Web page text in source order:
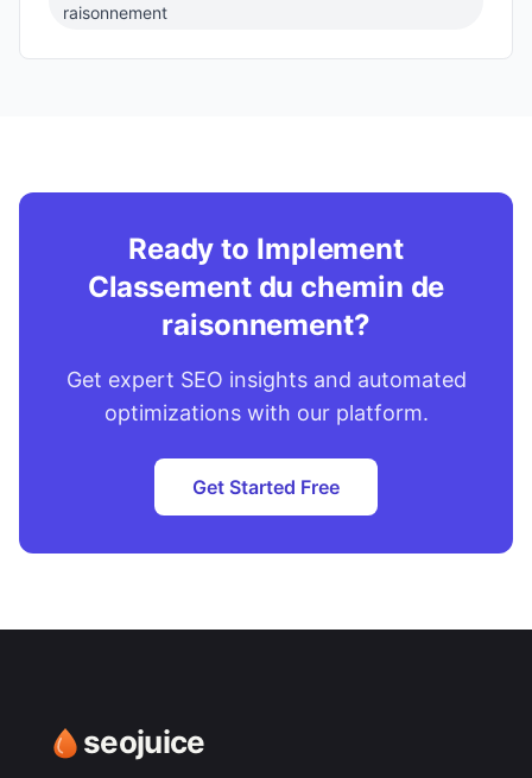
raisonnement
Ready to Implement
Classement du chemin de
raisonnement?
Get expert SEO insights and automated
optimizations with our platform.
Get Started Free
seojuice